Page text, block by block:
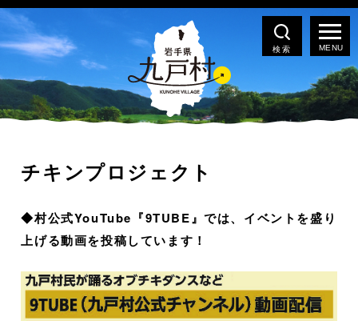
検索
チキンプロジェクト
◆村公式YouTube『9TUBE』では、イベントを盛り
上げる動画を投稿しています！